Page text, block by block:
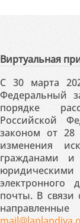
Виртуальная
С 30 марта
Федеральный
порядке
Российской
законом от
изменения
гражданами
электронного
почты. В связи